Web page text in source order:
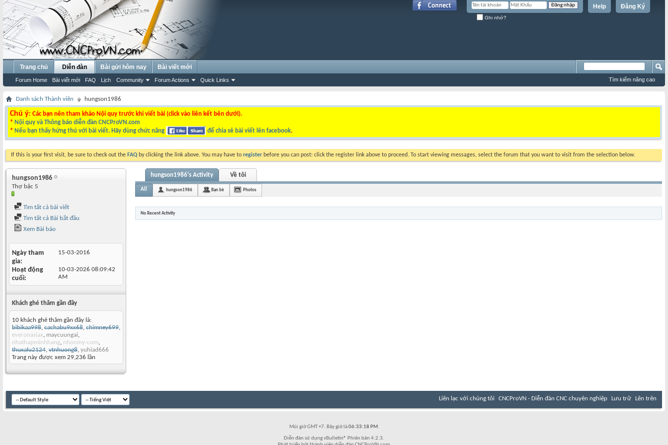
Đăng Ký
Help
Ghi nhớ?
Trang chủ Diễn đàn
Forum Home Bài viết mới FAQ Lịch Community Forum Actions Quick Links
Bài gửi hôm nay Bài viết mới
Tìm kiếm nâng cao
Danh sách Thành viên hungson1986
Chú ý: Các bạn nên tham khảo Nội quy trước khi viết bài (click vào liên kết bên dưới).
* Nội quy và Thông báo diễn đàn CNCProVN.com
* Nếu bạn thấy hứng thú với bài viết. Hãy dùng chức năng để chia sẻ bài viết lên facebook.
If this is your first visit, be sure to check out the FAQ by clicking the link above. You may have to register before you can post: click the register link above to proceed. To start viewing messages, select the forum that you want to visit from the selection below.
hungson1986
Thợ bậc 5
Tìm tất cả bài viết
Tìm tất cả Bài bắt đầu
Xem Bài báo
Ngày tham
gia
15-03-2016
Hoạt động
cuối
10-03-2026 08:09:42
AM
Khách ghé thăm gần đây
10 khách ghé thăm gần đây là:
bibikaa998, cachabu9xx68, chimney699,
everonasiax, maycuungai,
nhathapminhhang, nhonmy-com,
thuxalu2124, vtnhuong8, yuhiad666
Trang này được xem 29,236 lần
hungson1986's Activity Về tôi
All hungson1986 Bạn bè Photos
No Recent Activity
Liên lạc với chúng tôi CNCProVN - Diễn đàn CNC chuyên nghiệp Lưu trữ Lên trên
Múi giờ GMT +7. Bây giờ là06:33:18 PM.
Diễn đàn sử dụng vBulletin® Phiên bản 4.2.3.